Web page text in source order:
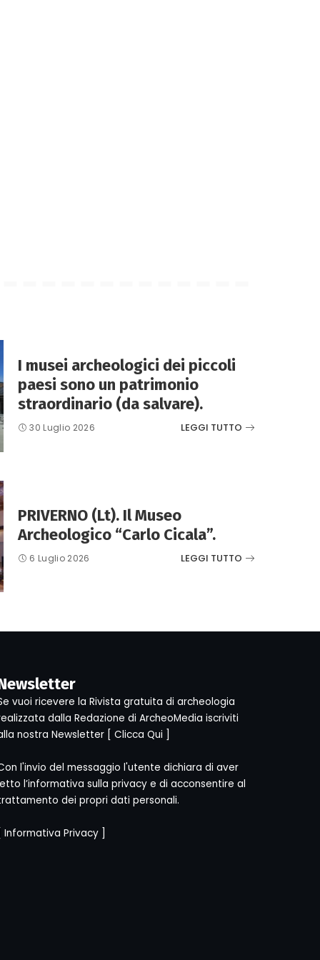
I musei archeologici dei piccoli
paesi sono un patrimonio
straordinario (da salvare).
30 Luglio 2026 LEGGI TUTTO
PRIVERNO (Lt). Il Museo
Archeologico “Carlo Cicala”.
6 Luglio 2026 LEGGI TUTTO
vuoi ricevere la Rivista gratuita di archeologia
dalla Redazione di ArcheoMedia iscriviti
nostra Newsletter [ Clicca Qui
l'invio del messaggio l'utente dichiara di aver
l’informativa sulla privacy e di acconsentire al
dei propri dati personali.
Informativa Privacy]